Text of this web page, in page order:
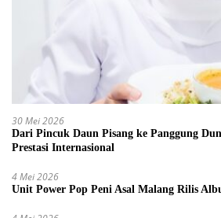
30 Mei 2026
Dari Pincuk Daun Pisang ke Panggung
Prestasi Internasional
4 Mei 2026
Unit Power Pop Peni Asal Malang Rilis